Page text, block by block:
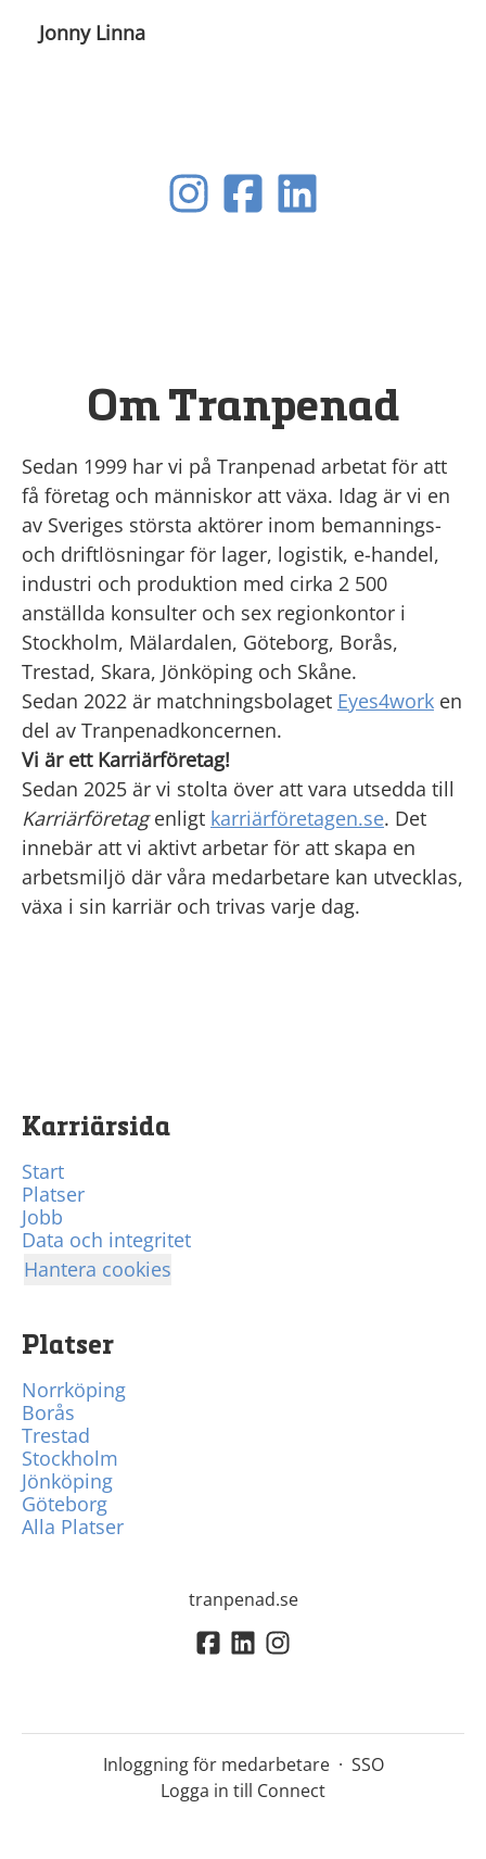
Jonny Linna
Om Tranpenad
Sedan 1999 har vi på Tranpenad arbetat för att
få företag och människor att växa. Idag är vi en
av Sveriges största aktörer inom bemannings-
och driftlösningar för lager, logistik, e-handel,
industri och produktion med cirka 2 500
anställda konsulter och sex regionkontor i
Stockholm, Mälardalen, Göteborg, Borås,
Trestad, Skara, Jönköping och Skåne.
Sedan 2022 är matchningsbolaget Eyes4work en
del av Tranpenadkoncernen.
Vi är ett Karriärföretag!
Sedan 2025 är vi stolta över att vara utsedda till
Karriärföretagenligt karriärföretagen.se. Det
innebär att vi aktivt arbetar för att skapa en
arbetsmiljö där våra medarbetare kan utvecklas,
växa i sin karriär och trivas varje dag.
Karriärsida
Start
Platser
Jobb
Data och integritet
Hantera cookies
Platser
Norrköping
Borås
Trestad
Stockholm
Jönköping
Göteborg
Alla Platser
tranpenad.se
Inloggning för medarbetare · SSO
Logga in till Connect